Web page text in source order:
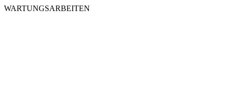
WARTUNGSARBEITEN